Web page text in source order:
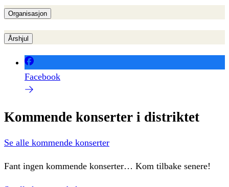
Organisasjon
Årshjul
Facebook
Kommende konserter i distriktet
Se alle kommende konserter
Fant ingen kommende konserter… Kom tilbake senere!